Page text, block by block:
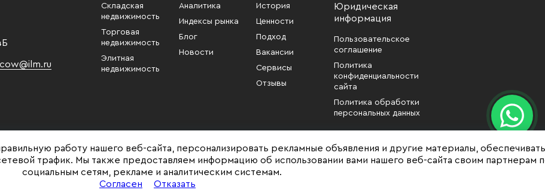
Складская
недвижимость
Торговая
недвижимость
Элитная
недвижимость
Аналитика
Индексы рынка
Блог
Новости
История
Ценности
Подход
Вакансии
Сервисы
Отзывы
Юридическая
информация
Пользовательское
соглашение
Политика
конфиденциальности
сайта
Политика обработки
персональных данных
Представленная на сайте информация, в т.ч. стоимости объектов, носит информационный характер
и не является публичной офертой. Условия продажи объекта могут быть изменены собственником без уведомления
работу нашего веб-сайта, персонализировать рекламные объявления и другие материалы, обеспечивать
трафик. Мы также предоставляем информацию об использовании вами нашего веб-сайта своим партнерам
социальным сетям, рекламе и аналитическим системам.
Согласен
Отказать